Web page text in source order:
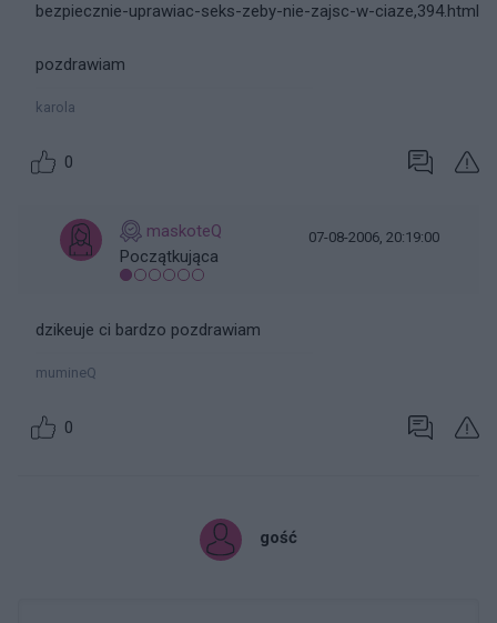
bezpiecznie-uprawiac-seks-zeby-nie-zajsc-w-ciaze,394.html
pozdrawiam
karola
0
maskoteQ
Początkująca
07-08-2006, 20:19:00
dzikeuje ci bardzo pozdrawiam
mumineQ
0
gość